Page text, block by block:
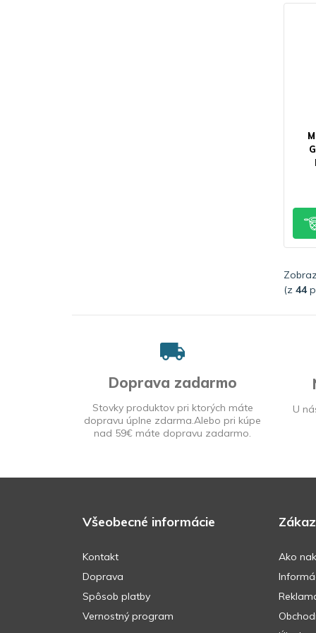
(z 44
Doprava zadarmo
Stovky produktov pri ktorých máte
dopravu úplne zdarma.Alebo pri kúpe
nad 59€ máte dopravu zadarmo.
U
Všeobecné informácie
Kontakt
Doprava
Spôsob platby
Vernostný program
Ako